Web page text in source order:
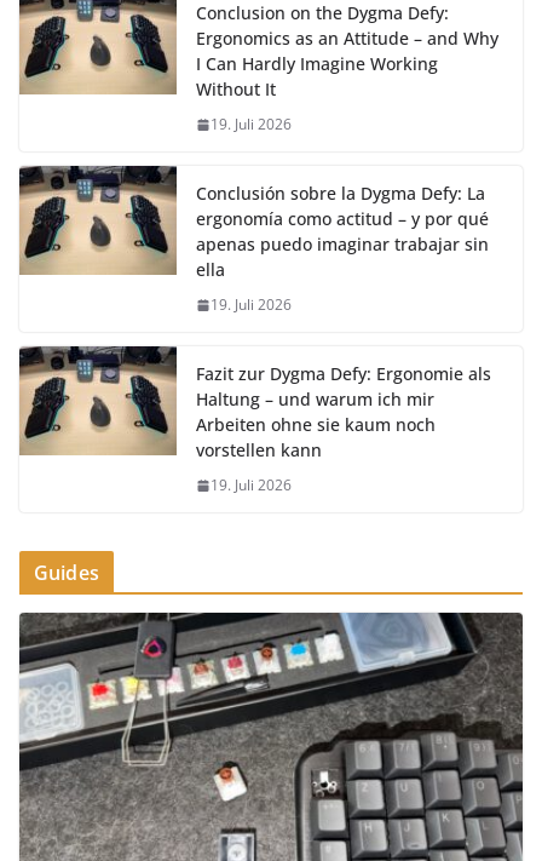
Conclusion on the Dygma Defy:
Ergonomics as an Attitude – and Why
I Can Hardly Imagine Working
Without It
19. Juli 2026
Conclusión sobre la Dygma Defy: La
ergonomía como actitud – y por qué
apenas puedo imaginar trabajar sin
ella
19. Juli 2026
Fazit zur Dygma Defy: Ergonomie als
Haltung – und warum ich mir
Arbeiten ohne sie kaum noch
vorstellen kann
19. Juli 2026
Guides